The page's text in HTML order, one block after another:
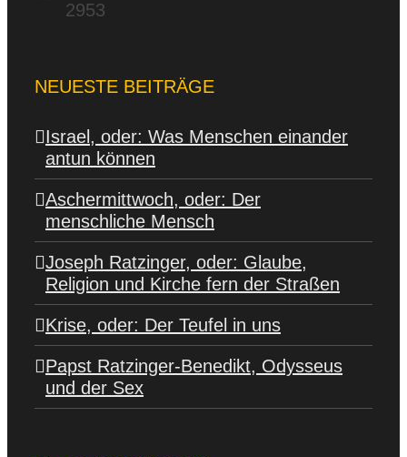
2953
NEUESTE BEITRÄGE
Israel, oder: Was Menschen einander
antun können
Aschermittwoch, oder: Der
menschliche Mensch
Joseph Ratzinger, oder: Glaube,
Religion und Kirche fern der Straßen
Krise, oder: Der Teufel in uns
Papst Ratzinger-Benedikt, Odysseus
und der Sex